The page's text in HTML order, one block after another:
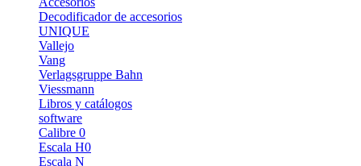
Decodificador de accesorios
UNIQUE
Vallejo
Vang
Verlagsgruppe Bahn
Viessmann
Libros y catálogos
software
Calibre 0
Escala H0
Escala N